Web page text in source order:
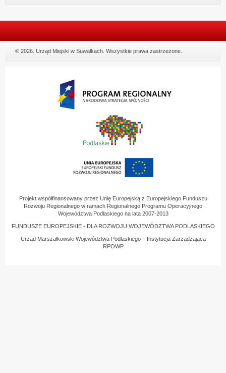
© 2026. Urząd Miejski w Suwałkach. Wszystkie prawa zastrzeżone.
Projekt współfinansowany przez Unię Europejską z Europejskiego Funduszu
Rozwoju Regionalnego w ramach Regionalnego Programu Operacyjnego
Województwa Podlaskiego na lata 2007-2013
FUNDUSZE EUROPEJSKIE - DLA ROZWOJU WOJEWÓDZTWA PODLASKIEGO
Urząd Marszałkowski Województwa Podlaskiego – Instytucja Zarządzająca
RPOWP